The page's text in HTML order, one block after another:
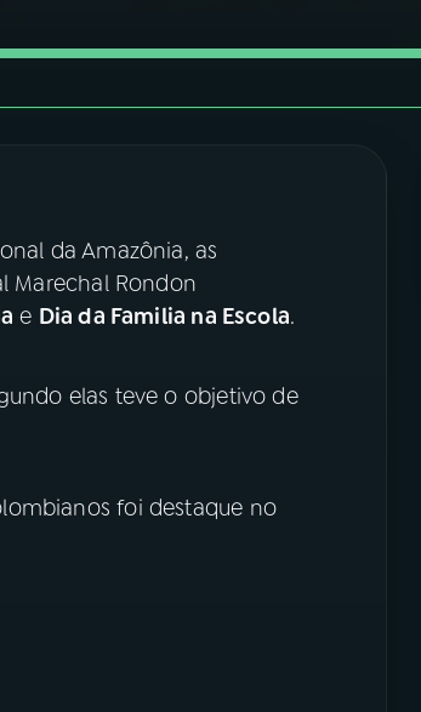
da Amazônia, as
Marechal Rondon
e Dia da Familia na Escola.
elas teve o objetivo de
foi destaque no